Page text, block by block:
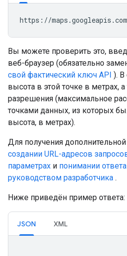
https://
Вы можете проверить это,
веб-браузер (обязательно
свой фактический ключ API ). В
высота в этой точке в метрах,
разрешения (максимальное
точками данных, из которых
высота, в метрах).
Для получения
создании URL-адресов
параметрах и понимании ответа
руководством разработчика .
Ниже приведён пример ответа:
JSON XML